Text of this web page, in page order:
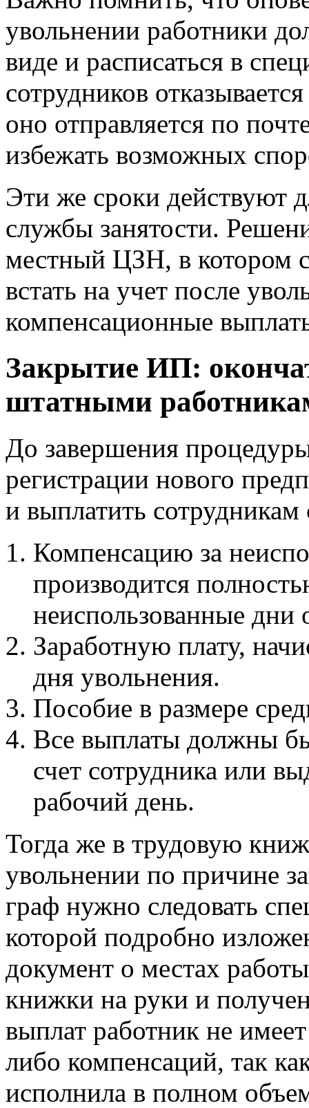
увольнении работники
виде и расписаться в
сотрудников
оно отправляется по
избежать возможных
Эти же сроки действуют
службы занятости.
местный ЦЗН, в котором
встать на учет после
компенсационные
Закрытие ИП:
штатными
До завершения
регистрации нового
и выплатить
Компенсацию за
производится
неиспользованные дни
Заработную плату,
дня увольнения.
Пособие в размере
Все выплаты должны
счет сотрудника или
рабочий день.
Тогда же в трудовую
увольнении по причине
граф нужно следовать
которой подробно
документ о местах
книжки на руки и
выплат работник не
либо компенсаций, так
исполнила в полном